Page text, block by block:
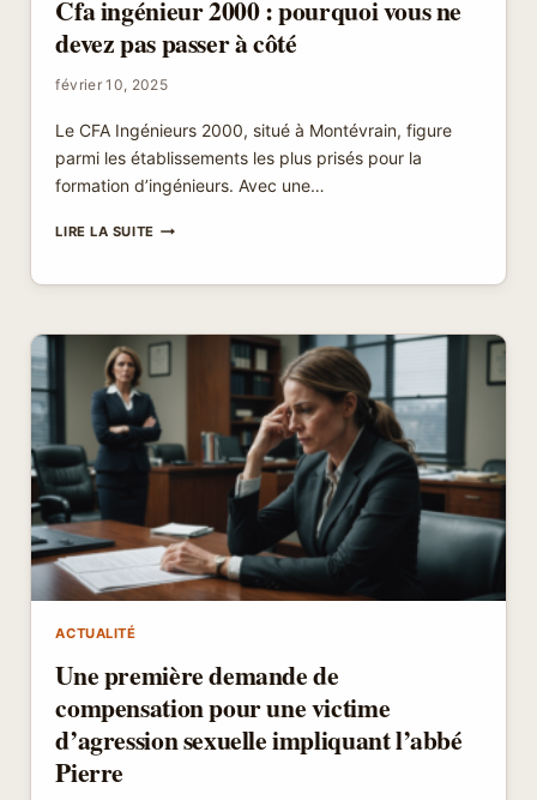
Cfa ingénieur 2000 : pourquoi vous ne
devez pas passer à côté
février 10, 2025
Le CFA Ingénieurs 2000, situé à Montévrain, figure
parmi les établissements les plus prisés pour la
formation d’ingénieurs. Avec une…
LIRE LA SUITECFA
:
VOUS
DEVEZ
PAS
PASSER
À
CÔTÉ
ACTUALITÉ
Une première demande de
compensation pour une victime
d’agression sexuelle impliquant l’abbé
Pierre